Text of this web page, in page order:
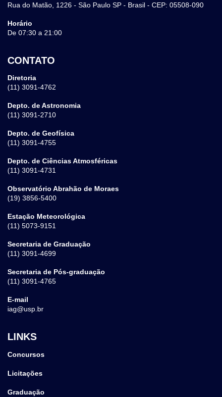
Rua do Matão, 1226 - São Paulo SP - Brasil - CEP: 05508-090
Horário
De 07:30 a 21:00
CONTATO
Diretoria
(11) 3091-4762
Depto. de Astronomia
(11) 3091-2710
Depto. de Geofísica
(11) 3091-4755
Depto. de Ciências Atmosféricas
(11) 3091-4731
Observatório Abrahão de Moraes
(19) 3856-5400
Estação Meteorológica
(11) 5073-9151
Secretaria de Graduação
(11) 3091-4699
Secretaria de Pós-graduação
(11) 3091-4765
E-mail
iag@usp.br
LINKS
Concursos
Licitações
Graduação